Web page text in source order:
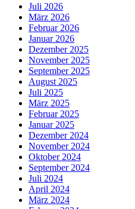
Juli 2026
März 2026
Februar 2026
Januar 2026
Dezember 2025
November 2025
September 2025
August 2025
Juli 2025
März 2025
Februar 2025
Januar 2025
Dezember 2024
November 2024
Oktober 2024
September 2024
Juli 2024
April 2024
März 2024